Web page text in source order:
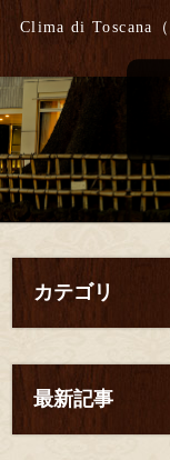
Clima di Toscana
カテゴリ
最新記事